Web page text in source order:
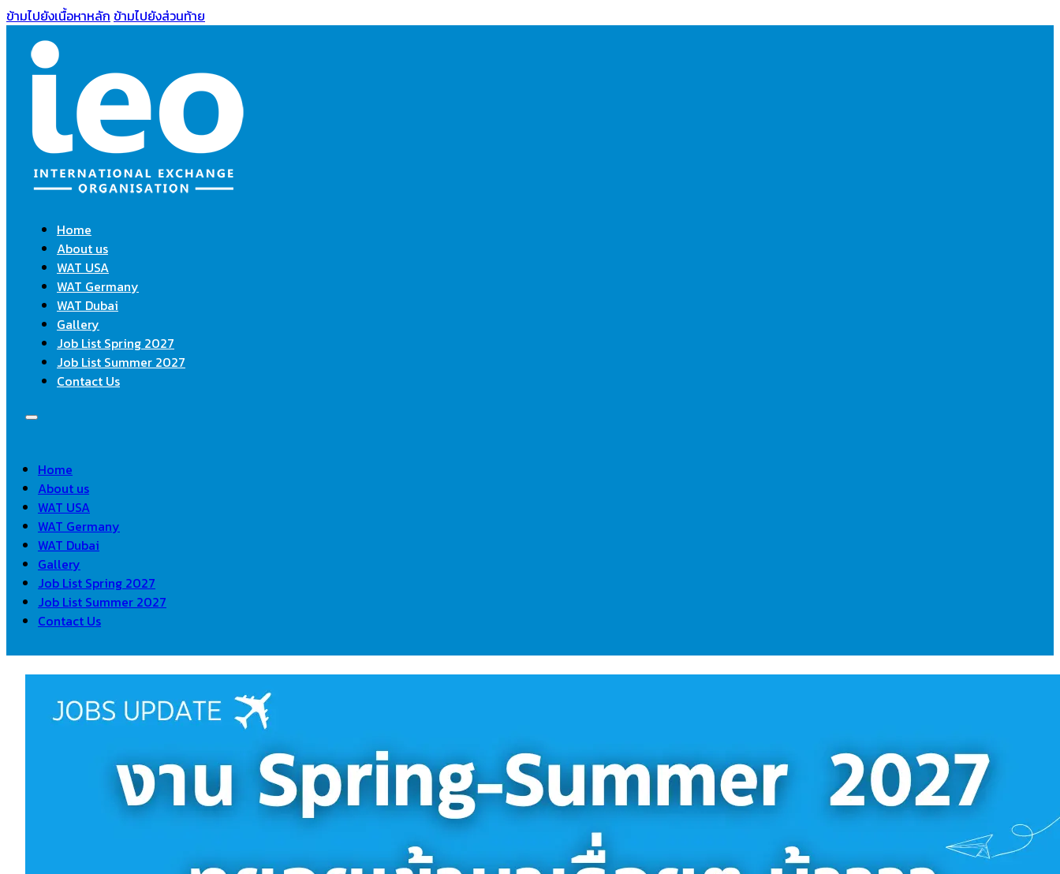
ข้ามไปยังเนื้อหาหลัก ข้ามไปยังส่วนท้าย
Home
About us
WAT USA
WAT Germany
WAT Dubai
Gallery
Job List Spring 2027
Job List Summer 2027
Contact Us
Home
About us
WAT USA
WAT Germany
WAT Dubai
Gallery
Job List Spring 2027
Job List Summer 2027
Contact Us